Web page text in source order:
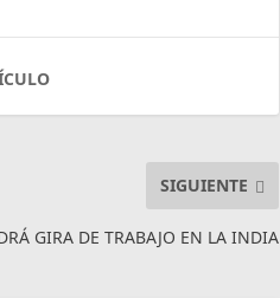
SIGUIENTE
GIRA DE TRABAJO EN LA INDIA